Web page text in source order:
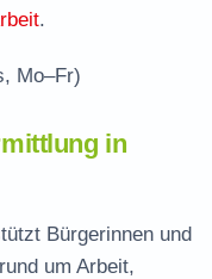
.
Mo–Fr)
in
Bürgerinnen und
um Arbeit,